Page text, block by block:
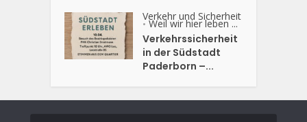
Verkehr und Sicherheit
• Weil wir hier leben ...
Verkehrssicherheit
in der Südstadt
Paderborn –...